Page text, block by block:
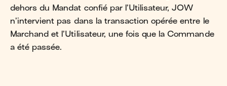
dehors du Mandat confié par l’Utilisateur, JOW
n’intervient pas dans la transaction opérée entre le
Marchand et l’Utilisateur, une fois que la Commande
a été passée.